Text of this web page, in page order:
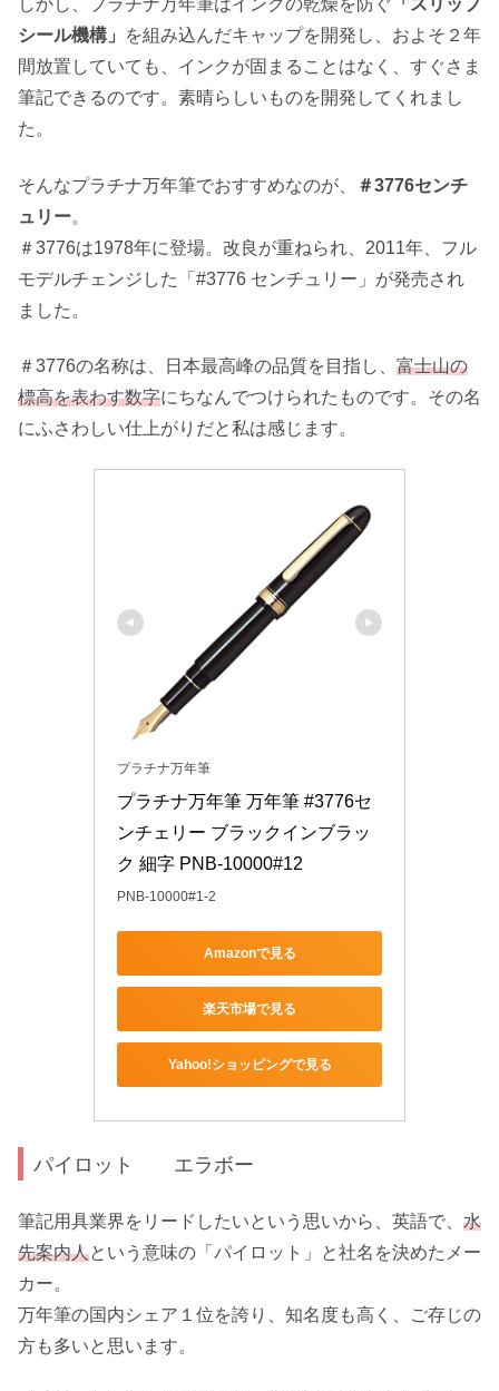
しかし、プラチナ万年筆はインクの乾燥を防ぐ 「スリップ
シール機構」
を組み込んだキャップを開発し、およそ２年
間放置していても、インクが固まることはなく、すぐさま
筆記できるのです。素晴らしいものを開発してくれまし
た。
そんなプラチナ万年筆でおすすめなのが、
＃3776センチ
ュリー。
＃3776は1978年に登場。改良が重ねられ、2011年、フル
モデルチェンジした「#3776 センチュリー」が発売され
ました。
＃3776の名称は、日本最高峰の品質を目指し、 富士山の
標高を表わす数字にちなんでつけられたものです。その名
にふさわしい仕上がりだと私は感じます。
プラチナ万年筆
プラチナ万年筆 万年筆 #3776セ
ンチェリー ブラックインブラッ
ク 細字 PNB-10000#12
PNB-10000#1-2
Amazonで見る
楽天市場で見る
Yahoo!ショッピングで見る
パイロット エラボー
筆記用具業界をリードしたいという思いから、英語で、 水
先案内人という意味の「パイロット」と社名を決めたメー
カー。
万年筆の国内シェア１位を誇り、知名度も高く、ご存じの
方も多いと思います。